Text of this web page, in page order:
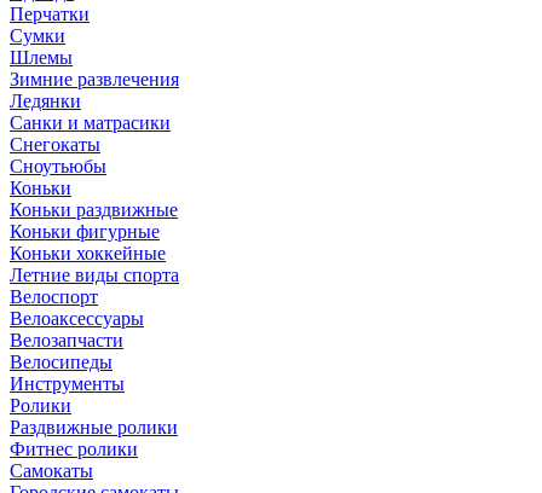
Перчатки
Сумки
Шлемы
Зимние развлечения
Ледянки
Санки и матрасики
Снегокаты
Сноутьюбы
Коньки
Коньки раздвижные
Коньки фигурные
Коньки хоккейные
Летние виды спорта
Велоспорт
Велоаксессуары
Велозапчасти
Велосипеды
Инструменты
Ролики
Раздвижные ролики
Фитнес ролики
Самокаты